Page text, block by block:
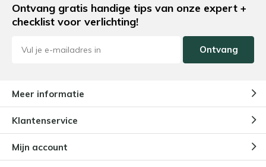
Ontvang gratis handige tips van onze expert +
checklist voor verlichting!
Ontvang
Meer informatie
Klantenservice
Mijn account